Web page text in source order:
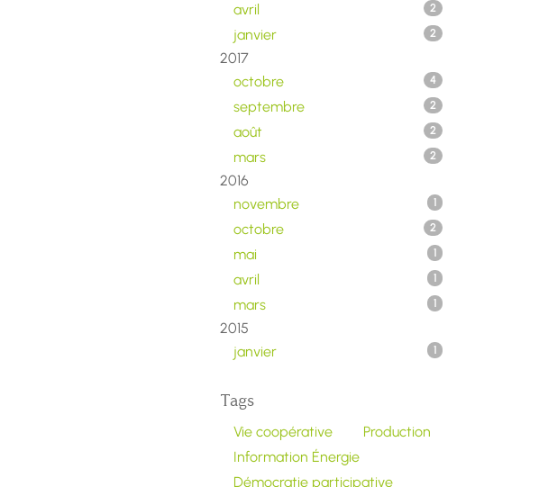
avril 2
janvier 2
2017
octobre
4
septembre 2
août 2
mars 2
2016
novembre
1
octobre 2
mai 1
avril 1
mars 1
2015
janvier
1
Tags
Vie coopérative
Production
Information Énergie
Démocratie participative